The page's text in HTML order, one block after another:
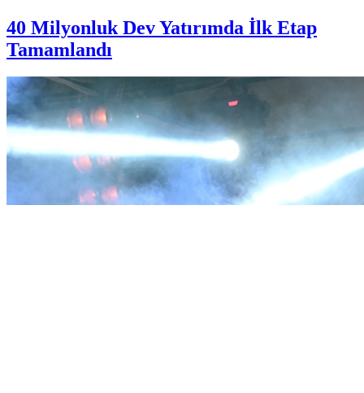
40 Milyonluk Dev Yatırımda İlk Etap
Tamamlandı